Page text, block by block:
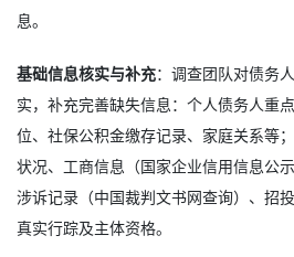
息。
基础信息核实与补充：调查团队对债务
实，补充完善缺失信息：个人债务人重
位、社保公积金缴存记录、家庭关系等
状况、工商信息（国家企业信用信息公
涉诉记录（中国裁判文书网查询）、招
真实行踪及主体资格。